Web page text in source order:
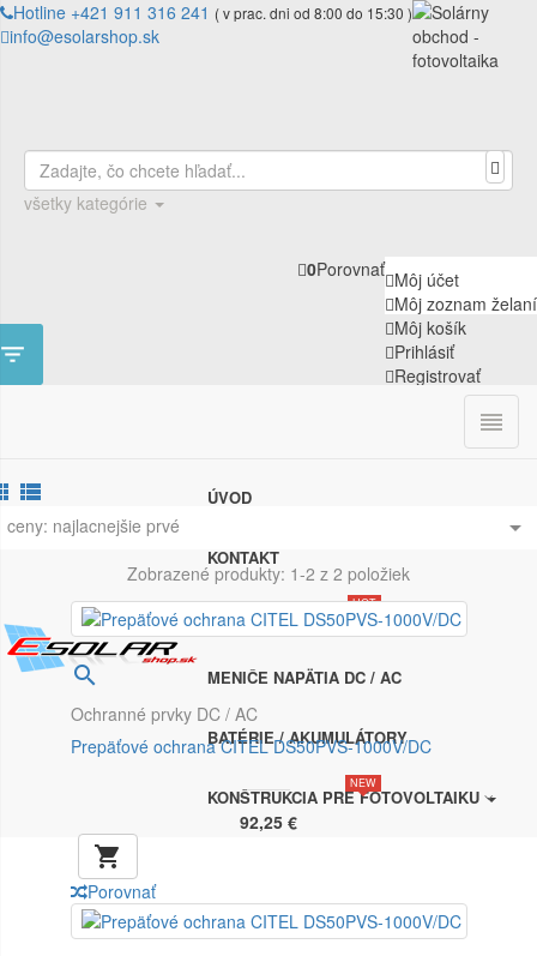
Hotline +421 911 316 241 ( v prac. dni od 8:00 do 15:30 )
info@esolarshop.sk
všetky kategórie
Môj účet
Môj zoznam želaní
Môj košík
Prihlásiť
Registrovať
0Porovnať

ÚVOD
KONTAKT
FOTOVOLTICKÉ PANELY
HOT
MENIČE NAPÄTIA DC / AC
BATÉRIE / AKUMULÁTORY
KONŠTRUKCIA PRE FOTOVOLTAIKU
NEW

ceny: najlacnejšie prvé 
Zobrazené produkty: 1-2 z 2 položiek

Ochranné prvky DC / AC
Prepäťové ochrana CITEL DS50PVS-1000V/DC
92,25 €

Porovnať